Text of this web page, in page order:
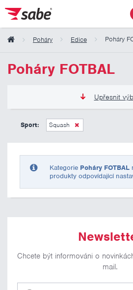
Poháry Edice Poháry
Poháry FOTBAL
Upřesnit
135 Kč
Sport: Squash
Kategorie Poháry FOTBAL
produkty odpovídající
Chcete být informováni o
mail.
Pro
Obsah košíku